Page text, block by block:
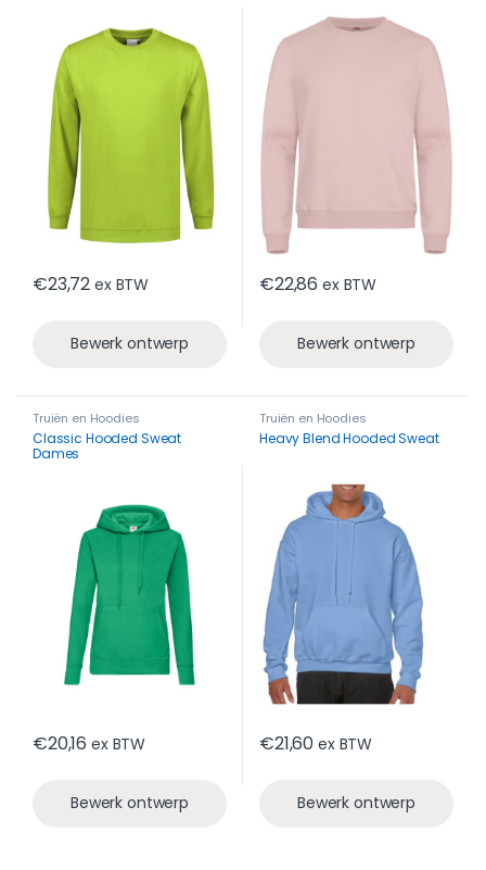
€23,72 ex BTW
Bewerk ontwerp
€22,86 ex BTW
Bewerk ontwerp
Truiën en Hoodies
Classic Hooded Sweat
Dames
€20,16 ex BTW
Bewerk ontwerp
Truiën en Hoodies
Heavy Blend Hooded Sweat
€21,60 ex BTW
Bewerk ontwerp